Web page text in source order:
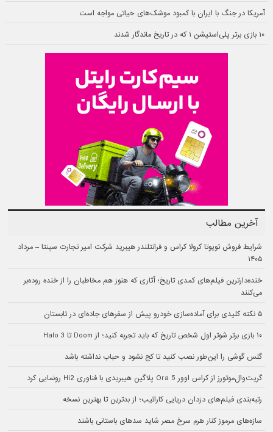
آمریکا در جنگ با ایران با کمبود موشک‌های حیاتی مواجه است
۱۰ بازی برتر پلی‌استیشن ۱ که در تاریخ ماندگار شدند
آخرین مطالب
شرایط فروش تویوتا کرولا کراس و فرانتلندر هیبرید شرکت امیر تجارت سپنتا – مرداد
۱۴۰۵
خنده‌دارترین فیلم‌های کمدی تاریخ؛ آثاری که هنوز هم مخاطبان را از خنده روده‌بر
می‌کنند
۵ نکته کلیدی برای آماده‌سازی خودرو پیش از سفرهای جاده‌ای در تابستان
۱۰ بازی برتر شوتر اول شخص تاریخ که باید تجربه کنید؛ از Doom تا Halo 3
گلس گوشی را این‌طور نصب کنید تا کج نشود و حباب نداشته باشد
گریت‌وال‌موتورز از کراس اوور Ora 5 پلاگین هیبریدی با فناوری Hi2 رونمایی کرد
رتبه‌بندی فیلم‌های دزدان دریایی کارائیب؛ از بدترین تا بهترین نسخه
سازه‌های مرموز کنار هرم سرخ مصر شاید سدهای باستانی باشند